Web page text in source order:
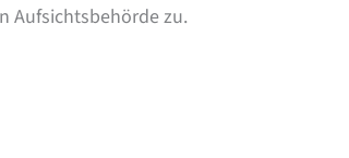
Aufsichtsbehörde zu.